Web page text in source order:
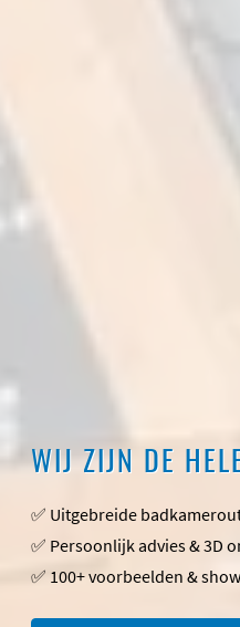
WIJ ZIJN DE
✅ Uitgebreide
✅ Persoonlijk advies & 3D
✅ 100+ voorbeelden &